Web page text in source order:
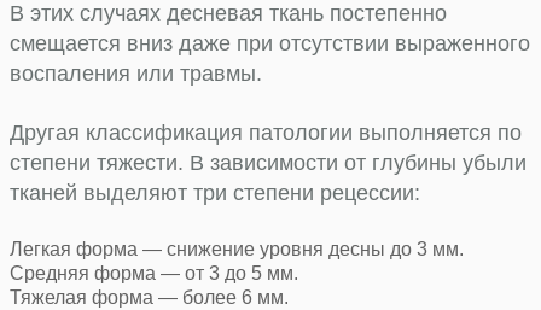
В этих случаях десневая ткань постепенно
смещается вниз даже при отсутствии выраженного
воспаления или травмы.
Другая классификация патологии выполняется по
степени тяжести. В зависимости от глубины убыли
тканей выделяют три степени рецессии:
Легкая форма — снижение уровня десны до 3 мм.
Средняя форма — от 3 до 5 мм.
Тяжелая форма — более 6 мм.